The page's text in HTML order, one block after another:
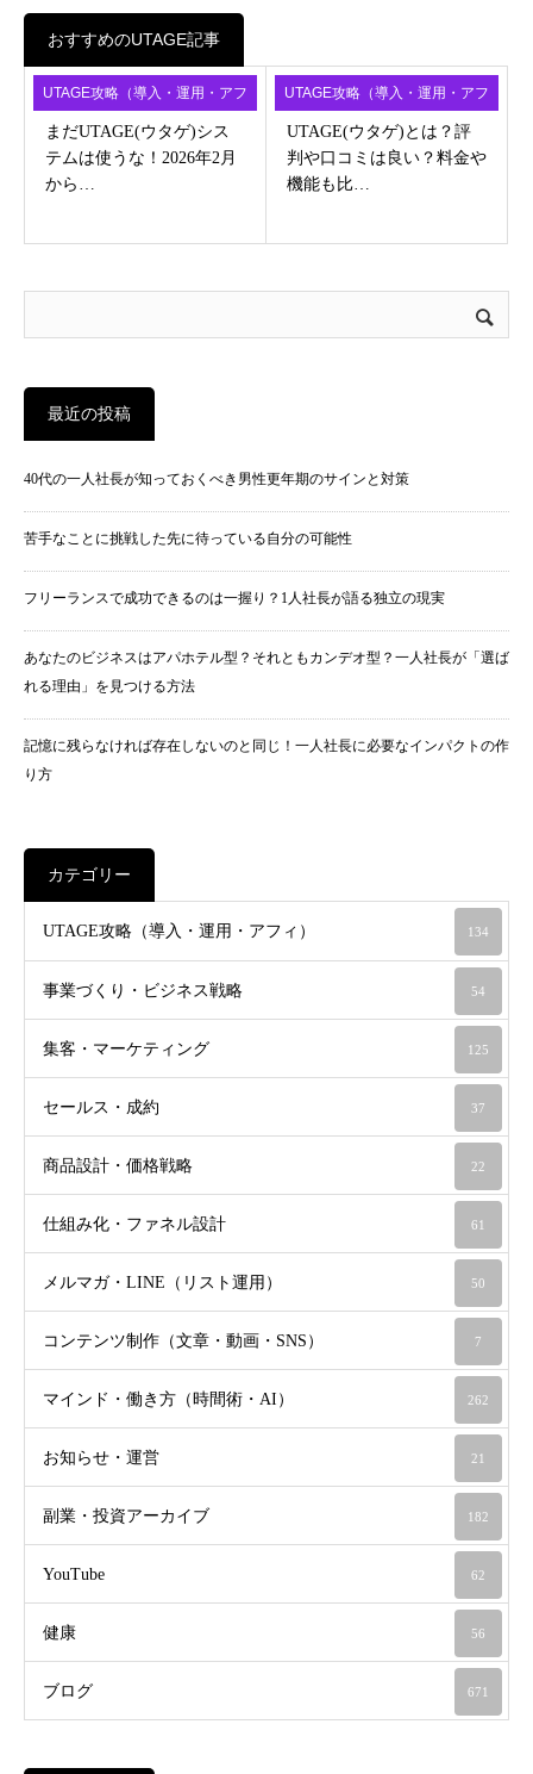
おすすめのUTAGE記事
UTAGE攻略（導入・運用・アフ
ィ）
まだUTAGE(ウタゲ)シス
テムは使うな！2026年2月
から…
UTAGE攻略（導入・運用・アフ
ィ）
UTAGE(ウタゲ)とは？評
判や口コミは良い？料金や
機能も比…
最近の投稿
40代の一人社長が知っておくべき男性更年期のサインと対策
苦手なことに挑戦した先に待っている自分の可能性
フリーランスで成功できるのは一握り？1人社長が語る独立の現実
あなたのビジネスはアパホテル型？それともカンデオ型？一人社長が「選ば
れる理由」を見つける方法
記憶に残らなければ存在しないのと同じ！一人社長に必要なインパクトの作
り方
カテゴリー
UTAGE攻略（導入・運用・アフィ） 134
事業づくり・ビジネス戦略 54
集客・マーケティング 125
セールス・成約 37
商品設計・価格戦略 22
仕組み化・ファネル設計 61
メルマガ・LINE（リスト運用） 50
コンテンツ制作（文章・動画・SNS） 7
マインド・働き方（時間術・AI） 262
お知らせ・運営 21
副業・投資アーカイブ 182
YouTube 62
健康 56
ブログ 671